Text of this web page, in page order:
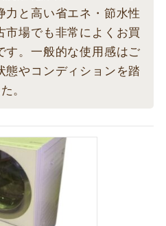
力と高い省エネ・節水性
市場でも非常によくお買
す。一般的な使用感はご
態やコンディションを踏
。